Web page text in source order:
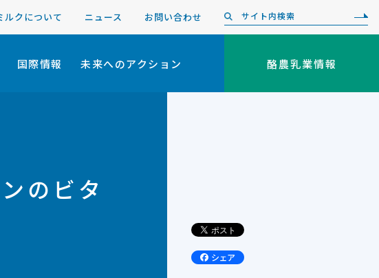
ルクについて ニュース お問い合わせ
国際情報 未来へのアクション 酪農乳業情報
のビタ